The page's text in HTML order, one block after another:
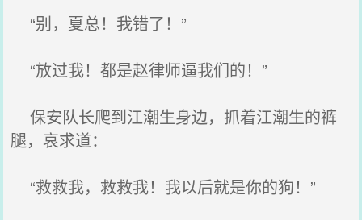
“别，夏总！我错了！”
“放过我！都是赵律师逼我们的！”
保安队长爬到江潮生身边，抓着江潮生的裤
腿，哀求道：
“救救我，救救我！我以后就是你的狗！”